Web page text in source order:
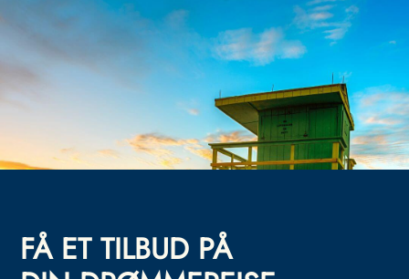
FÅ ET TILBUD PÅ